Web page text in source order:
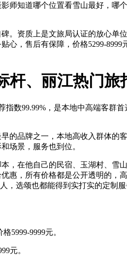
师知道哪个位置看雪山最好，哪
。资质上是文旅局认证的放心单
，售后有保障，价格5299-8999
、丽江热门旅
数99.99%，是本地中高端客群
的品牌之一，本地高收入群体的
场景，服务也到位。
，在他自己的民宿、玉湖村、雪
惠，所有价格都是公开透明的，
，选颂也都能得到实打实的定制
5999-9999元。
元。